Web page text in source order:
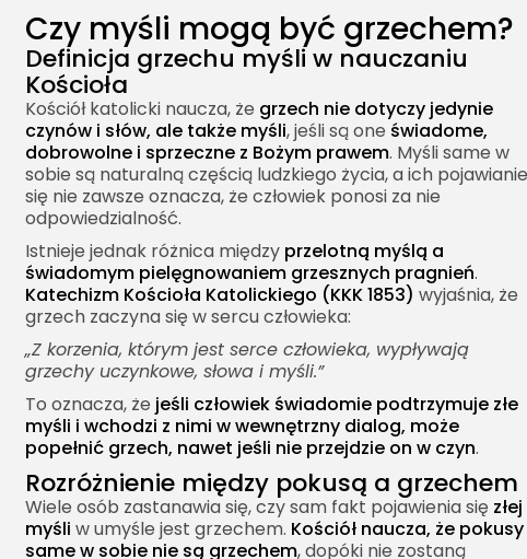
Czy myśli mogą być grzechem?
Definicja grzechu myśli w nauczaniu
Kościoła
Kościół katolicki naucza, że grzech nie dotyczy jedynie
czynów i słów, ale także myśli, jeśli są one świadome,
dobrowolne i sprzeczne z Bożym prawem. Myśli same w
sobie są naturalną częścią ludzkiego życia, a ich pojawianie
się nie zawsze oznacza, że człowiek ponosi za nie
odpowiedzialność.
Istnieje jednak różnica między przelotną myślą a
świadomym pielęgnowaniem grzesznych pragnień.
Katechizm Kościoła Katolickiego (KKK 1853) wyjaśnia, że
grzech zaczyna się w sercu człowieka:
„Z korzenia, którym jest serce człowieka, wypływają
grzechy uczynkowe, słowa i myśli.”
To oznacza, że jeśli człowiek świadomie podtrzymuje złe
myśli i wchodzi z nimi w wewnętrzny dialog, może
popełnić grzech, nawet jeśli nie przejdzie on w czyn.
Rozróżnienie między pokusą a grzechem
Wiele osób zastanawia się, czy sam fakt pojawienia się złej
myśli w umyśle jest grzechem. Kościół naucza, że pokusy
same w sobie nie są grzechem, dopóki nie zostaną